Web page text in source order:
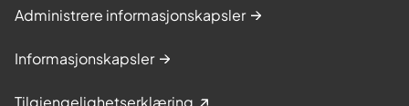
Administrere informasjonskapsler
Informasjonskapsler
Tilgjengelighetserklæring